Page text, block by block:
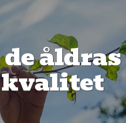
kvalitet